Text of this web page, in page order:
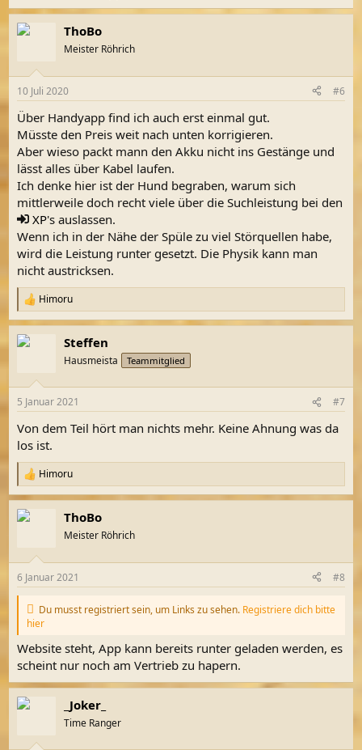
ThoBo
Meister Röhrich
10 Juli 2020 #6
Über Handyapp find ich auch erst einmal gut.
Müsste den Preis weit nach unten korrigieren.
Aber wieso packt mann den Akku nicht ins Gestänge und
lässt alles über Kabel laufen.
Ich denke hier ist der Hund begraben, warum sich
mittlerweile doch recht viele über die Suchleistung bei den
XP's auslassen.
Wenn ich in der Nähe der Spüle zu viel Störquellen habe,
wird die Leistung runter gesetzt. Die Physik kann man
nicht austricksen.
R
e
a
k
e
:
Himoru
Steffen
Hausmeista Teammitglied
5 Januar 2021 #7
Von dem Teil hört man nichts mehr. Keine Ahnung was da
los ist.
R
e
a
k
e
Himoru
ThoBo
Meister Röhrich
6 Januar 2021 #8
Du musst registriert sein, um Links zu sehen. Registriere dich bitte
hier
Website steht, App kann bereits runter geladen werden, es
scheint nur noch am Vertrieb zu hapern.
_Joker_
Time Ranger